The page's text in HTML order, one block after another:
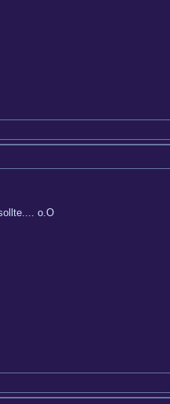
o.O